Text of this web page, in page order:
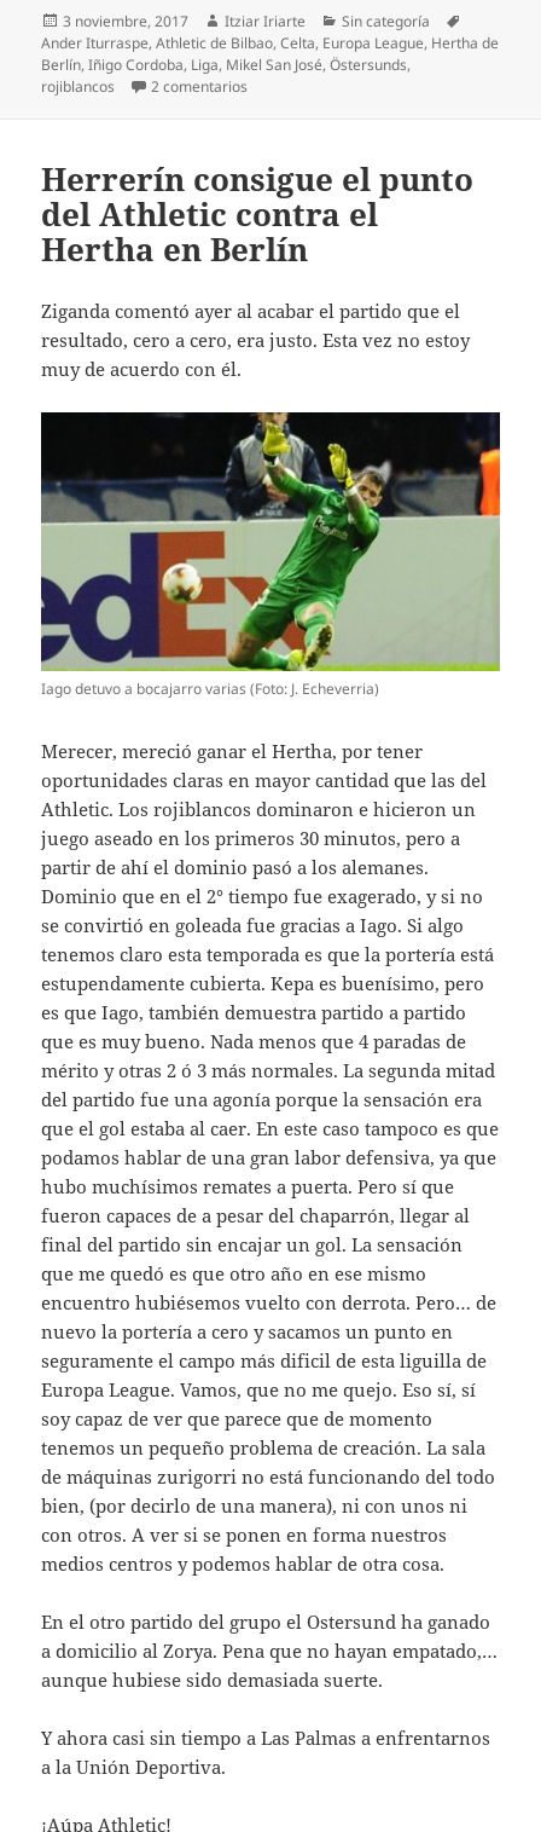
Publicado
el
3 noviembre, 2017 Autor
Itziar Iriarte Categorías
Sin categoría
Ander Iturraspe,Athletic de Bilbao,Celta, Europa League, Hertha de
Berlín,Iñigo Cordoba, Liga, Mikel San José,Östersunds,
rojiblancos
2 comentarios
Herrerín consigue el punto
del Athletic contra el
Hertha en Berlín
Ziganda comentó ayer al acabar el partido que el
resultado, cero a cero, era justo. Esta vez no estoy
muy de acuerdo con él.
Iago detuvo a bocajarro varias (Foto: J. Echeverria)
Merecer, mereció ganar el Hertha, por tener
oportunidades claras en mayor cantidad que las del
Athletic. Los rojiblancos dominaron e hicieron un
juego aseado en los primeros 30 minutos, pero a
partir de ahí el dominio pasó a los alemanes.
Dominio que en el 2° tiempo fue exagerado, y si no
se convirtió en goleada fue gracias a Iago. Si algo
tenemos claro esta temporada es que la portería está
estupendamente cubierta. Kepa es buenísimo, pero
es que Iago, también demuestra partido a partido
que es muy bueno. Nada menos que 4 paradas de
mérito y otras 2 ó 3 más normales. La segunda mitad
del partido fue una agonía porque la sensación era
que el gol estaba al caer. En este caso tampoco es que
podamos hablar de una gran labor defensiva, ya que
hubo muchísimos remates a puerta. Pero sí que
fueron capaces de a pesar del chaparrón, llegar al
final del partido sin encajar un gol. La sensación
que me quedó es que otro año en ese mismo
encuentro hubiésemos vuelto con derrota. Pero… de
nuevo la portería a cero y sacamos un punto en
seguramente el campo más dificil de esta liguilla de
Europa League. Vamos, que no me quejo. Eso sí, sí
soy capaz de ver que parece que de momento
tenemos un pequeño problema de creación. La sala
de máquinas zurigorri no está funcionando del todo
bien, (por decirlo de una manera), ni con unos ni
con otros. A ver si se ponen en forma nuestros
medios centros y podemos hablar de otra cosa.
En el otro partido del grupo el Ostersund ha ganado
a domicilio al Zorya. Pena que no hayan empatado,…
aunque hubiese sido demasiada suerte.
Y ahora casi sin tiempo a Las Palmas a enfrentarnos
a la Unión Deportiva.
¡Aúpa Athletic!